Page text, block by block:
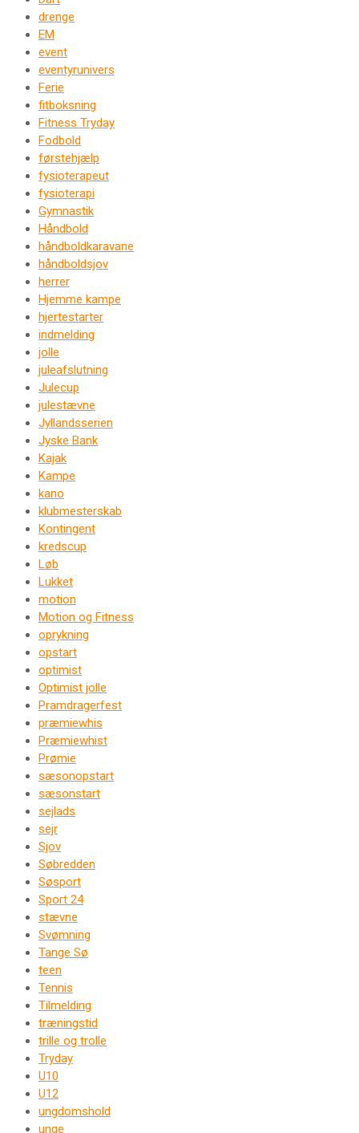
drenge
EM
event
eventyrunivers
Ferie
fitboksning
Fitness Tryday
Fodbold
førstehjælp
fysioterapeut
fysioterapi
Gymnastik
Håndbold
håndboldkaravane
håndboldsjov
herrer
Hjemme kampe
hjertestarter
indmelding
jolle
juleafslutning
Julecup
julestævne
Jyllandsserien
Jyske Bank
Kajak
Kampe
kano
klubmesterskab
Kontingent
kredscup
Løb
Lukket
motion
Motion og Fitness
oprykning
opstart
optimist
Optimist jolle
Pramdragerfest
præmiewhis
Præmiewhist
Prømie
sæsonopstart
sæsonstart
sejlads
sejr
Sjov
Søbredden
Søsport
Sport 24
stævne
Svømning
Tange Sø
teen
Tennis
Tilmelding
træningstid
trille og trolle
Tryday
U10
U12
ungdomshold
unge